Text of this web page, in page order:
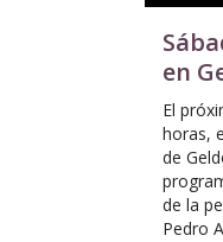
en
El
horas,
de
de la
Pedro